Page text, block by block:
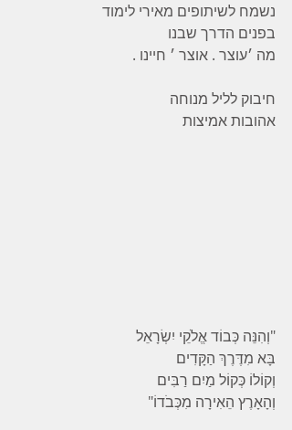
נשמח לשיתופים מאירי לימוד
בפנים הדרך שבנו
מה ׳עוצר . אוצר ׳ חיינו .
חיבוק לליל מנוחה
אהובות אמיצות
"וְהִנֵּה כְּבוֹד אֱלֹקֵי יִשְׂרָאֵל
בָּא מִדֶּרֶךְ הַקָּדִים
וְקוֹלוֹ כְּקוֹל מַיִם רַבִּים
וְהָאָרֶץ הֵאִירָה מִכְּבֹדוֹ"